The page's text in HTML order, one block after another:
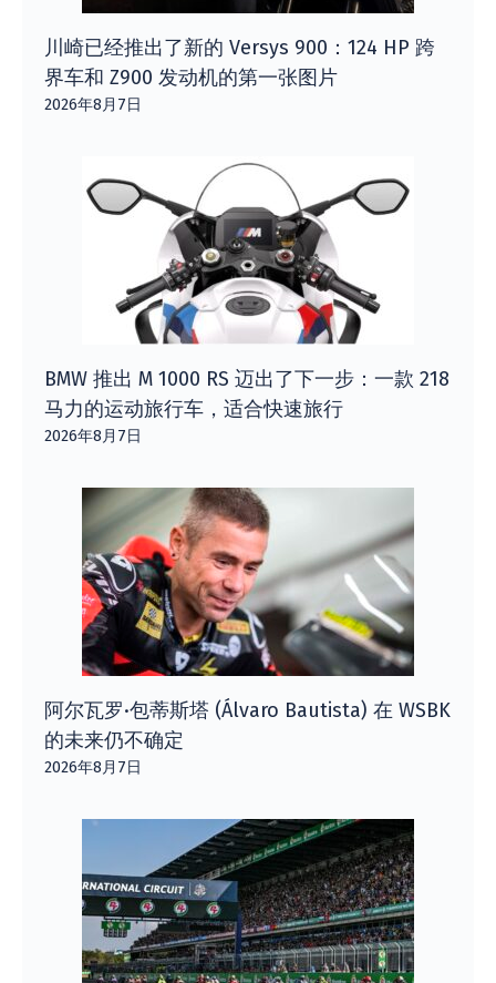
川崎已经推出了新的 Versys 900：124 HP 跨
界车和 Z900 发动机的第一张图片
2026年8月7日
BMW 推出 M 1000 RS 迈出了下一步：一款 218
马力的运动旅行车，适合快速旅行
2026年8月7日
阿尔瓦罗·包蒂斯塔 (Álvaro Bautista) 在 WSBK
的未来仍不确定
2026年8月7日